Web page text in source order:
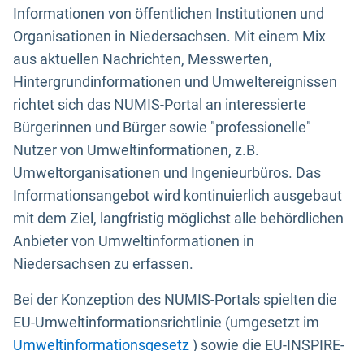
Informationen von öffentlichen Institutionen und
Organisationen in Niedersachsen. Mit einem Mix
aus aktuellen Nachrichten, Messwerten,
Hintergrundinformationen und Umweltereignissen
richtet sich das NUMIS-Portal an interessierte
Bürgerinnen und Bürger sowie "professionelle"
Nutzer von Umweltinformationen, z.B.
Umweltorganisationen und Ingenieurbüros. Das
Informationsangebot wird kontinuierlich ausgebaut
mit dem Ziel, langfristig möglichst alle behördlichen
Anbieter von Umweltinformationen in
Niedersachsen zu erfassen.
Bei der Konzeption des NUMIS-Portals spielten die
EU-Umweltinformationsrichtlinie (umgesetzt im
Umweltinformationsgesetz) sowie die EU-INSPIRE-